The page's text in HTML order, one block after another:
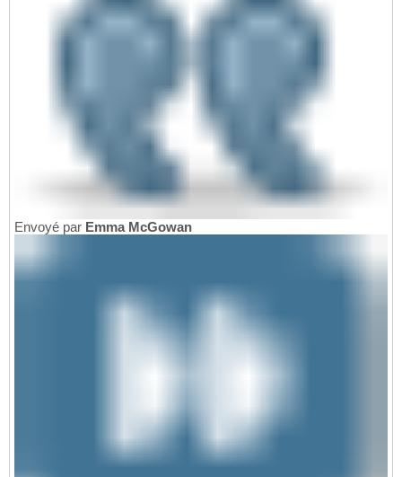
Envoyé par Emma McGowan